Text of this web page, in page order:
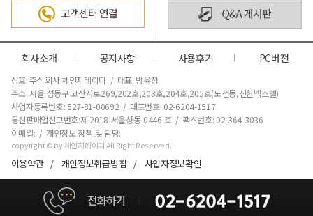
회사소개 공지사항 사용후기 PC버전
상호: 주식회사 체인지레이디 / 대표: 방윤정
주소: 서울 성동구 고산자로269,202호,203호,204호,205호(도선동,신한넥스텔)
사업자등록번호: 527-81-00692 / 대표번호: 02-6204-1517
통신판매업신고번호:제 2018-서울성동-0446 호/ 팩스번호: 02-364-3036
이메일: / 개인정보 정책 및 담당:
copyright © by 체인지레이디 All Right Reserved.
이용약관 / 개인정보취급방침 / 사업자정보확인